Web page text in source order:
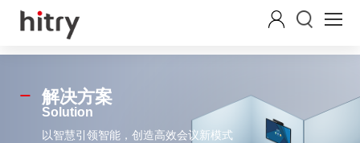
解决方案
Solution
以智慧引领智能，创造高效会议新模式